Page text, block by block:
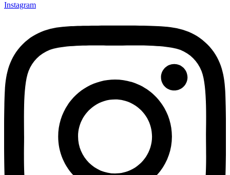
Instagram